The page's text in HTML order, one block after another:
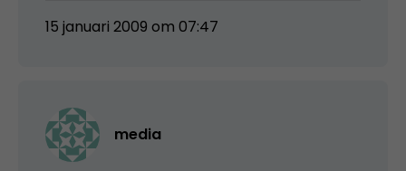
15 januari 2009 om 07:47
media